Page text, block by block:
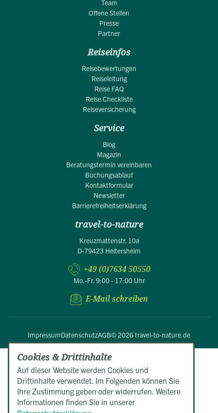
Team
Offene Stellen
Presse
Partner
Reiseinfos
Reisebewertungen
Reiseleitung
Reise FAQ
Reise Checkliste
Reiseversicherung
Service
Blog
Magazin
Beratungstermin vereinbaren
Buchungsablauf
Kontaktformular
Newsletter
Barrierefreiheitserklärung
travel-to-nature
Kreuzmattenstr. 10a
D-79423 Heitersheim
+49 (0)7634 50550
Mo.-Fr. 9:00 - 17:00 Uhr
E-Mail schreiben
ImpressumDatenschutzAGB© 2026 travel-to-nature.de
Cookies & Drittinhalte
Auf dieser Website werden Cookies und
Drittinhalte verwendet. Im Folgenden können Sie
Ihre Zustimmung geben oder widerrufen. Weitere
Informationen finden Sie in unserer